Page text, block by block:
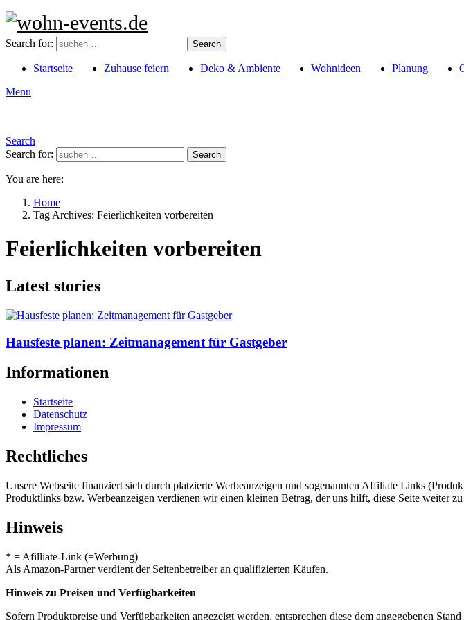
Search for: Search
Startseite Zuhause feiern Deko & Ambiente Wohnideen Planung
Menu
Search
Search for:
Search
You are here:
Home
Tag Archives: Feierlichkeiten vorbereiten
Feierlichkeiten vorbereiten
Latest stories
Hausfeste planen: Zeitmanagement für Gastgeber
Informationen
Startseite
Datenschutz
Impressum
Rechtliches
Unsere Webseite finanziert sich durch platzierte Werbeanzeigen und sogenannten Affiliate Links
Produktlinks bzw. Werbeanzeigen verdienen wir einen kleinen Betrag, der uns hilft, diese Seite weiter zu
Hinweis
* = Afilliate-Link (=Werbung)
Als Amazon-Partner verdient der Seitenbetreiber an qualifizierten Käufen.
Hinweis zu Preisen und Verfügbarkeiten
Sofern Produktpreise und Verfügbarkeiten angezeigt werden, entsprechen diese dem angegebenen